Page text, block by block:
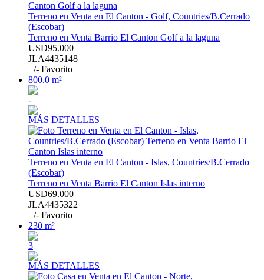
Terreno en Venta en El Canton - Golf, Countries/B.Cerrado
(Escobar)
Terreno en Venta Barrio El Canton Golf a la laguna
USD95.000
JLA4435148
+/- Favorito
800.0 m²
-
MÁS DETALLES
Terreno en Venta en El Canton - Islas, Countries/B.Cerrado
(Escobar)
Terreno en Venta Barrio El Canton Islas interno
USD69.000
JLA4435322
+/- Favorito
230 m²
3
MÁS DETALLES